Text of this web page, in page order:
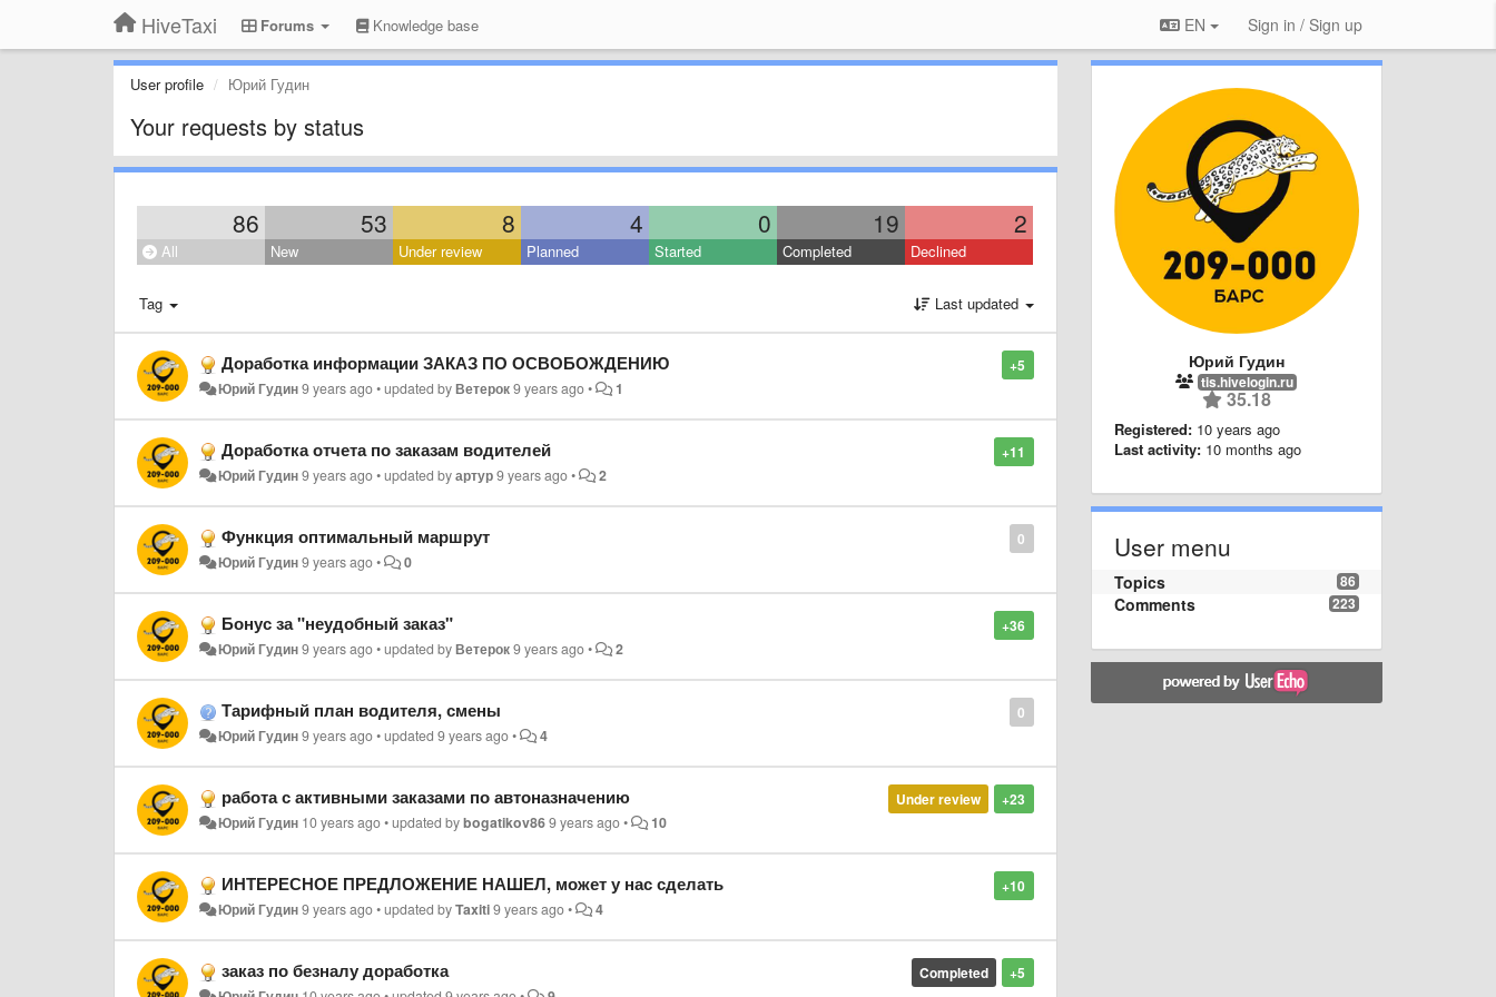
HiveTaxi Forums Knowledge base EN Sign in / Sign up
User profile Юрий Гудин
Your requests by status
86 53 8 4 0 19 2
All New Under review Planned Started Completed Declined
Tag Last updated
+5
Доработка информации ЗАКАЗ ПО ОСВОБОЖДЕНИЮ
Юрий Гудин9 years ago•updated byВетерок9 years ago• 1
+11
Доработка отчета по заказам водителей
Юрий Гудин9 years ago•updated byартур9 years ago• 2
0
Функция оптимальный маршрут
Юрий Гудин9 years ago• 0
+36
Бонус за "неудобный заказ"
Юрий Гудин9 years ago•updated byВетерок9 years ago• 2
0
Тарифный план водителя, смены
Юрий Гудин9 years ago•updated9 years ago• 4
+23
Under review
работа с активными заказами по автоназначению
Юрий Гудин 10 years ago•updated bybogatikov869 years ago• 10
+10
ИНТЕРЕСНОЕ ПРЕДЛОЖЕНИЕ НАШЕЛ, может у нас сделать
Юрий Гудин9 years ago•updated byTaxiti9 years ago• 4
+5
Completed
заказ по безналу доработка
Юрий Гудин
tis.hivelogin.ru
35.18
Registered: 10 years ago
Last activity: 10 months ago
User menu
86
Topics
223
Comments